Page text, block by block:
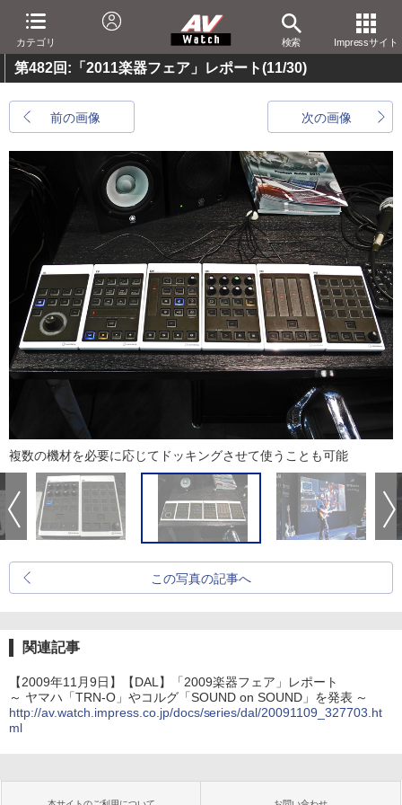
カテゴリ 検索 Impressサイト
第482回:「2011楽器フェア」レポート(11/30)
前の画像 次の画像
複数の機材を必要に応じてドッキングさせて使うことも可能
この写真の記事へ
関連記事
【2009年11月9日】【DAL】「2009楽器フェア」レポート
～ ヤマハ「TRN-O」やコルグ「SOUND on SOUND」を発表 ～
http://av.watch.impress.co.jp/docs/series/dal/20091109_327703.ht
ml